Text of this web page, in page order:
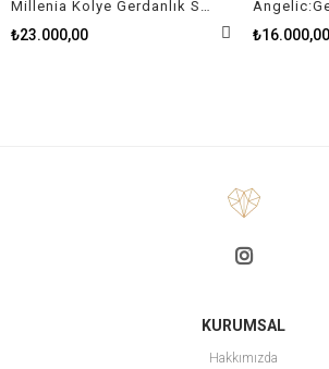
Millenia Kolye Gerdanlık Swarovski Zirconia Kare Kristal Rodyum Kaplama
₺23.000,00 ₺16.000,00
KURUMSAL
Hakkımızda